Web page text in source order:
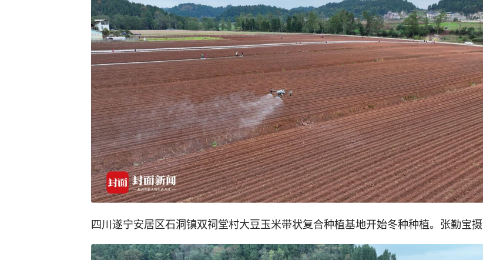
四川遂宁安居区石洞镇双祠堂村大豆玉米带状复合种植基地开始冬种种植。张勤宝摄